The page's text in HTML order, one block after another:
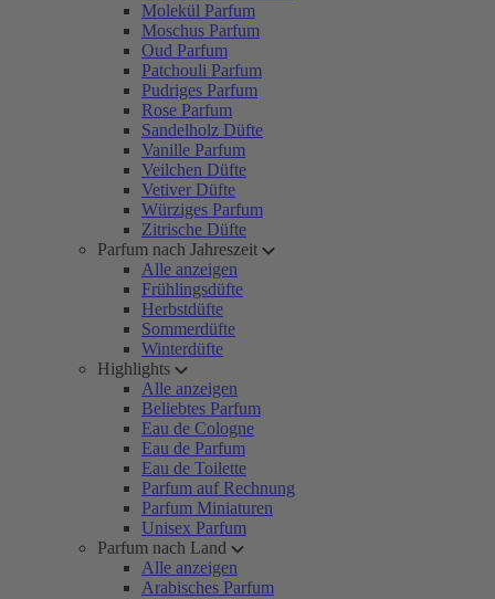
Molekül Parfum
Moschus Parfum
Oud Parfum
Patchouli Parfum
Pudriges Parfum
Rose Parfum
Sandelholz Düfte
Vanille Parfum
Veilchen Düfte
Vetiver Düfte
Würziges Parfum
Zitrische Düfte
Parfum nach Jahreszeit
Alle anzeigen
Frühlingsdüfte
Herbstdüfte
Sommerdüfte
Winterdüfte
Highlights
Alle anzeigen
Beliebtes Parfum
Eau de Cologne
Eau de Parfum
Eau de Toilette
Parfum auf Rechnung
Parfum Miniaturen
Unisex Parfum
Parfum nach Land
Alle anzeigen
Arabisches Parfum